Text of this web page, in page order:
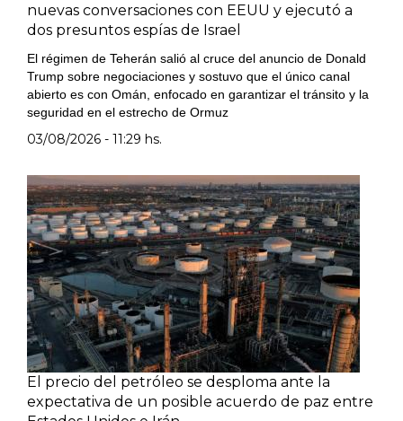
nuevas conversaciones con EEUU y ejecutó a
dos presuntos espías de Israel
El régimen de Teherán salió al cruce del anuncio de Donald
Trump sobre negociaciones y sostuvo que el único canal
abierto es con Omán, enfocado en garantizar el tránsito y la
seguridad en el estrecho de Ormuz
03/08/2026 - 11:29 hs.
El precio del petróleo se desploma ante la
expectativa de un posible acuerdo de paz entre